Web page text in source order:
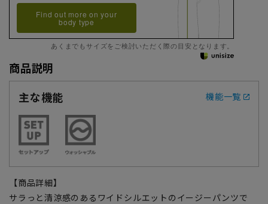
Find out more on your
body type
あくまでもサイズをご検討いただく際の目安となります。
商品説明
主な機能
機能一覧
【商品詳細】
サラっと清涼感のあるワイドシルエットのイージーパンツで